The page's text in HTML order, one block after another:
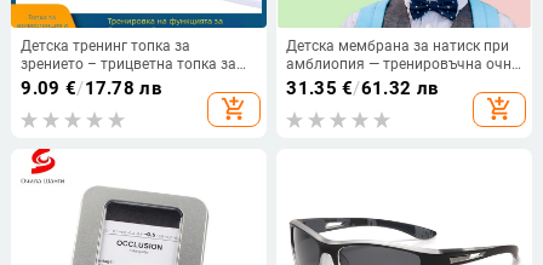
Детска тренинг топка за
зрението – трицветна топка за
стереозрение, за домашна
употреба
9.09 €/17.78 лв
add_shopping_cart
Детска мембрана за натиск при
амблиопия — тренировъчна очна
маска и покривало за очила
31.35 €/61.32 лв
add_shopping_cart